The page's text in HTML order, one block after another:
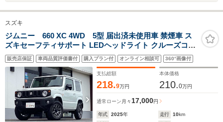
スズキ
ジムニー 660 XC 4WD 5型 届出済未使用車 禁煙車 ス
ズキセーフティサポート LEDヘッドライト クルーズコン
トロール 革巻きステアリング 前席シートヒーター スマー
トキー プッシュスタート 障害物センサー 純正アルミホイ
ール
販売店保証 車両品質評価書付 購入プラン付 オンライン相談可 360°画像付
支払総額
218.9万円
本体価格
210.0万円
通常ローン 月々17,000円
年式 2025年 走行 10km